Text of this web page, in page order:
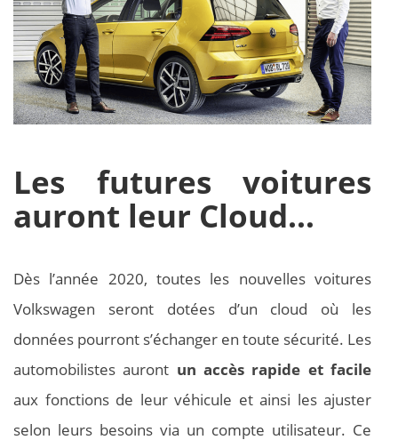
Les futures voitures
auront leur Cloud…
Dès l’année 2020, toutes les nouvelles voitures
Volkswagen seront dotées d’un cloud où les
données pourront s’échanger en toute sécurité. Les
automobilistes auront un accès rapide et facile
aux fonctions de leur véhicule et ainsi les ajuster
selon leurs besoins via un compte utilisateur. Ce